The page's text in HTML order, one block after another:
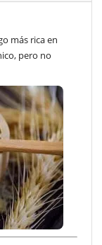
más rica en
pero no